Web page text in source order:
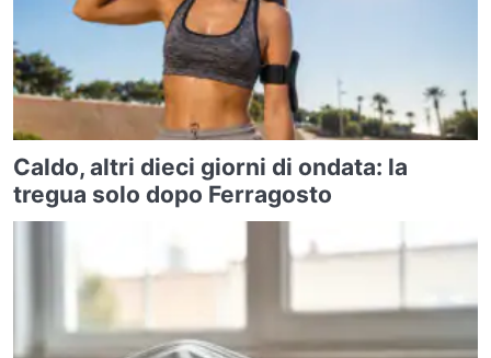
Caldo, altri dieci giorni di ondata: la
tregua solo dopo Ferragosto